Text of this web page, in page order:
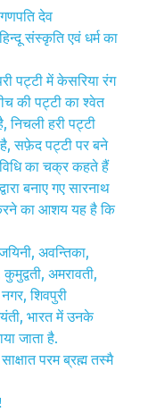
देव
संस्कृति एवं धर्म का
पट्टी में केसरिया रंग
की पट्टी का श्वेत
हरी पट्टी
है, सफ़ेद पट्टी पर बने
का चक्र कहते हैं
बनाए गए सारनाथ
का आशय यह है कि
अवन्तिका,
अमरावती,
शिवपुरी
भारत में उनके
जाता है.
परम ब्रह्म तस्मै